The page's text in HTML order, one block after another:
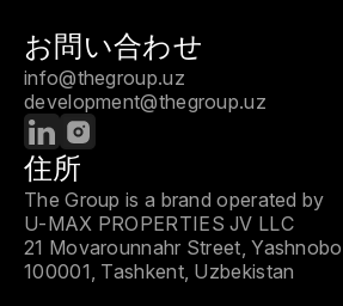
お問い合わせ
info@thegroup.uz
development@thegroup.uz
住所
The Group is a brand operated by
U-MAX PROPERTIES JV LLC
21 Movarounnahr Street,
100001, Tashkent, Uzbekistan